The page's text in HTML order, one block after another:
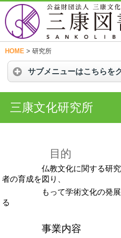
HOME > 研究所
サブメニューはこちらを
三康文化研究所
目的
仏教文化に関する研究調
者の育成を図り、
もって学術文化の発展に
る
事業内容